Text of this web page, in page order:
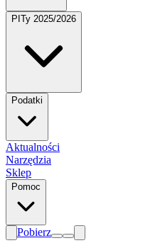
PITy 2025/2026
Podatki
Aktualności
Narzędzia
Sklep
Pomoc
Pobierz